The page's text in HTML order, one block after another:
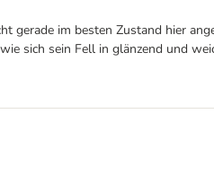
gerade im besten Zustand hier
sich sein Fell in glänzend und